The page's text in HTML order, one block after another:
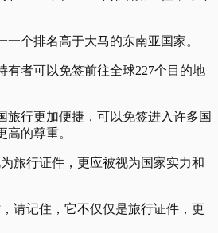
个排名高于大马的东南亚国家。
有者可以免签前往全球227个目的地
旅行更加便捷，可以免签进入许多国
的尊重。
旅行证件，更应被视为国家实力和
请记住，它不仅仅是旅行证件，更